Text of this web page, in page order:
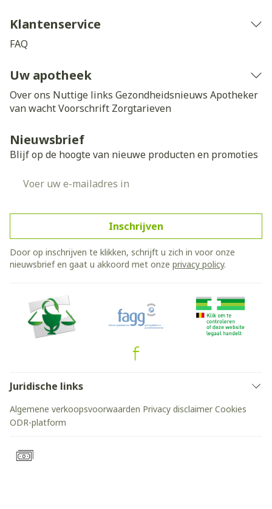
Klantenservice
FAQ
Uw apotheek
Over ons Nuttige links Gezondheidsnieuws Apotheker
van wachtVoorschrift Zorgtarieven
Nieuwsbrief
Blijf op de hoogte van nieuwe producten en promoties
Inschrijven
Door op inschrijven te klikken, schrijft u zich in voor onze
nieuwsbrief en gaat u akkoord met onze privacy policy.
Juridische links
Algemene verkoopsvoorwaarden Privacy disclaimer Cookies
ODR-platform